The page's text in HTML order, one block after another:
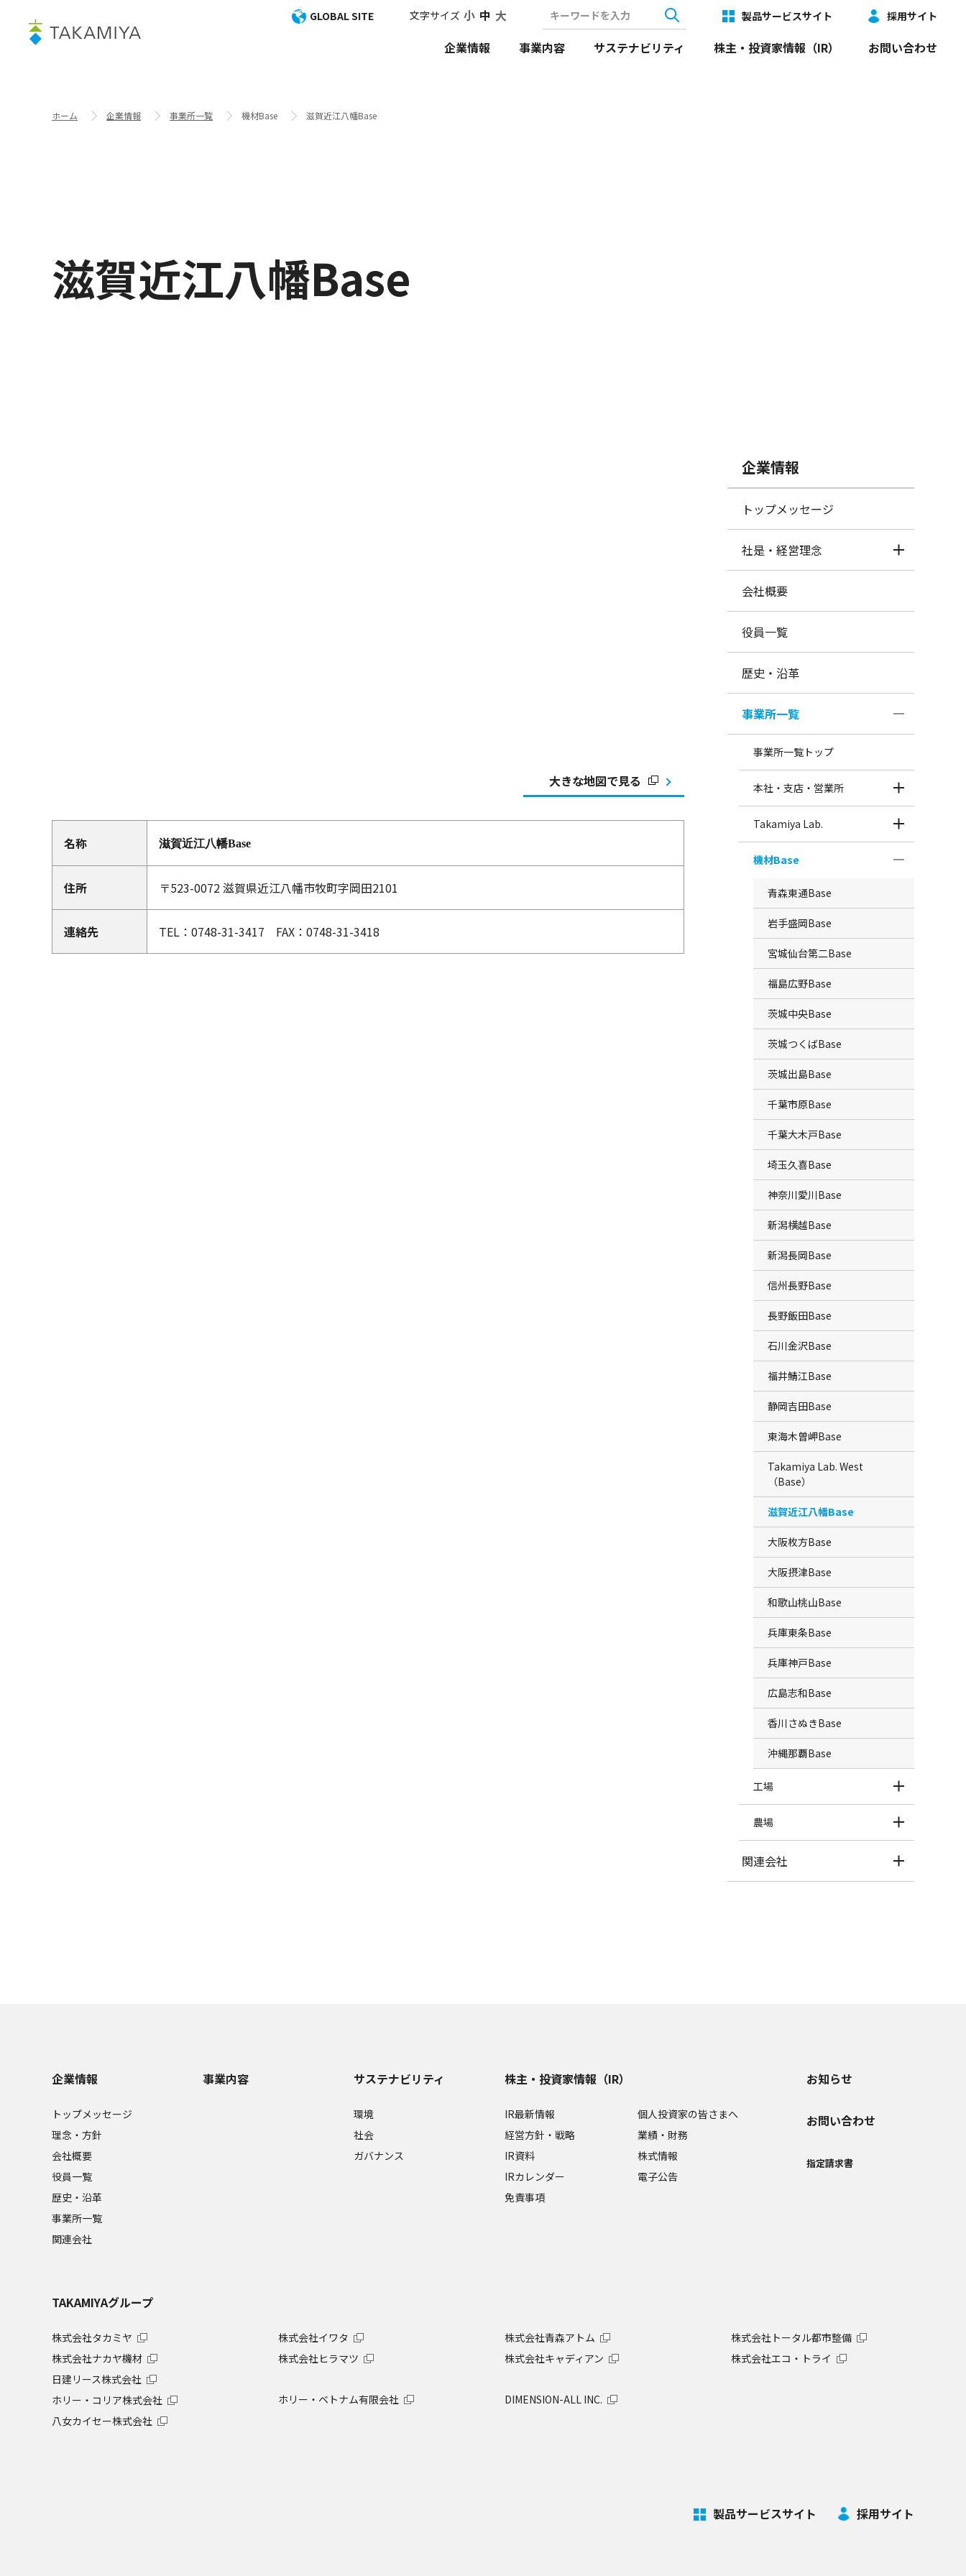
GLOBAL SITE 文字サイズ 小 中 大 キーワードを入力 製品サービスサイト 採用サイト
企業情報 事業内容 サステナビリティ 株主・投資家情報（IR） お問い合わせ
ホーム 企業情報 事業所一覧 機材Base 滋賀近江八幡Base
滋賀近江八幡Base
大きな地図で見る
名称 滋賀近江八幡Base
住所 〒523-0072 滋賀県近江八幡市牧町字岡田2101
連絡先 TEL：0748-31-3417 FAX：0748-31-3418
企業情報
トップメッセージ
社是・経営理念
会社概要
役員一覧
歴史・沿革
事業所一覧
事業所一覧トップ
本社・支店・営業所
Takamiya Lab.
機材Base
青森東通Base
岩手盛岡Base
宮城仙台第二Base
福島広野Base
茨城中央Base
茨城つくばBase
茨城出島Base
千葉市原Base
千葉大木戸Base
埼玉久喜Base
神奈川愛川Base
新潟横越Base
新潟長岡Base
信州長野Base
長野飯田Base
石川金沢Base
福井鯖江Base
静岡吉田Base
東海木曽岬Base
Takamiya Lab. West
（Base）
滋賀近江八幡Base
大阪枚方Base
大阪摂津Base
和歌山桃山Base
兵庫東条Base
兵庫神戸Base
広島志和Base
香川さぬきBase
沖縄那覇Base
工場
農場
関連会社
企業情報
トップメッセージ
理念・方針
会社概要
役員一覧
歴史・沿革
事業所一覧
関連会社
事業内容 サステナビリティ
環境
社会
ガバナンス
株主・投資家情報（IR）
IR最新情報
個人投資家の皆さまへ
経営方針・戦略
業績・財務
IR資料
株式情報
IRカレンダー
電子公告
免責事項
お知らせ
お問い合わせ
指定請求書
TAKAMIYAグループ
株式会社タカミヤ
株式会社ナカヤ機材
日建リース株式会社
ホリー・コリア株式会社
八女カイセー株式会社
株式会社イワタ
株式会社ヒラマツ
ホリー・ベトナム有限会社
株式会社青森アトム
株式会社キャディアン
DIMENSION-ALL INC.
株式会社トータル都市整備
株式会社エコ・トライ
製品サービスサイト 採用サイト